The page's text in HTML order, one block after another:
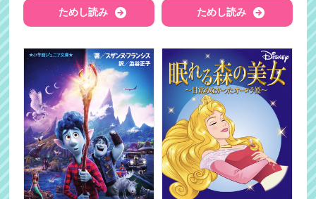
ためし読み ためし読み